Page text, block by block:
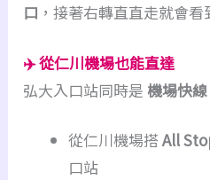
口 ，接著右轉直直走就會看
✈️ 從仁川機場也能直達
弘大入口站同時是 機場快線
從仁川機場搭All
口站